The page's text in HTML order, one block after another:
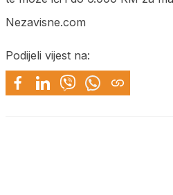
Nezavisne.com
Podijeli vijest na: